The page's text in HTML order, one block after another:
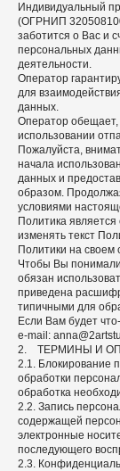
Индивидуальный
(ОГРНИП
заботится о Вас и
персональных
деятельности.
Оператор
для
данных.
Оператор обещает,
использовании
Пожалуйста,
начала
данных и
образом.
условиями
Политика
изменять текст
Политики на своем
Чтобы Вы
обязан
приведена
типичными для
Если Вам будет
e-mail:
2. ТЕРМИНЫ И
2.1. Блокирование
обработки
обработка
2.2. Запись
содержащей
электронные
последующего
2.3.